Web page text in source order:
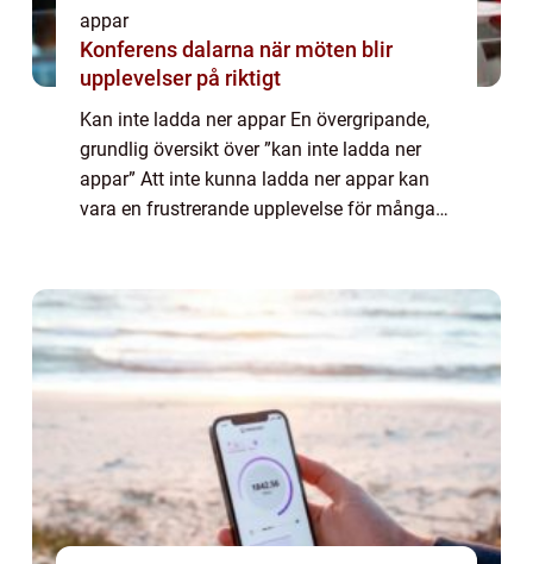
appar
Konferens dalarna när möten blir
upplevelser på riktigt
Kan inte ladda ner appar En övergripande,
grundlig översikt över ”kan inte ladda ner
appar” Att inte kunna ladda ner appar kan
vara en frustrerande upplevelse för många